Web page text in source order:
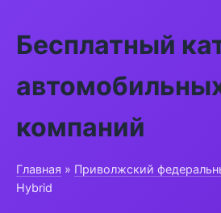
Бесплатный
компаний
Главная » Приволжский
Hybrid